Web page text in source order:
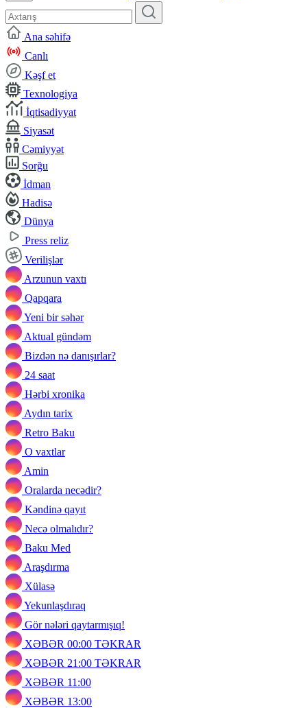
Ana səhifə
Canlı
Kəşf et
Texnologiya
İqtisadiyyat
Siyasət
Cəmiyyət
Sorğu
İdman
Hadisə
Dünya
Press reliz
Verilişlər
Arzunun vaxtı
Qapqara
Yeni bir səhər
Aktual gündəm
Bizdən nə danışırlar?
24 saat
Hərbi xronika
Aydın tarix
Retro Baku
O vaxtlar
Amin
Oralarda necədir?
Kəndinə qayıt
Necə olmalıdır?
Baku Med
Araşdırma
Xülasə
Yekunlaşdıraq
Gör nələri qaytarmışıq!
XƏBƏR 00:00 TƏKRAR
XƏBƏR 21:00 TƏKRAR
XƏBƏR 11:00
XƏBƏR 13:00